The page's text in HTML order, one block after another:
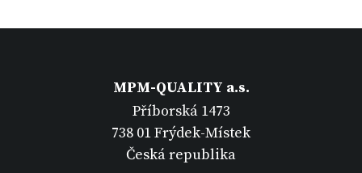
MPM-QUALITY a.s.
Příborská 1473
738 01 Frýdek-Místek
Česká republika